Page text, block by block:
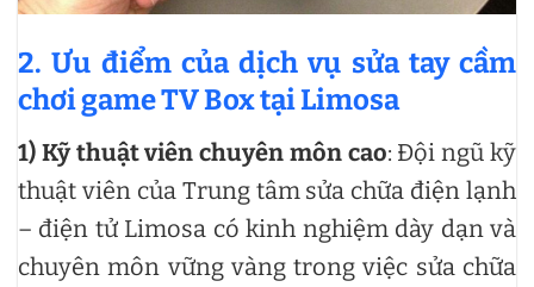
2. Ưu điểm của dịch vụ sửa tay cầm
chơi game TV Box tại Limosa
1) Kỹ thuật viên chuyên môn cao: Đội ngũ kỹ
thuật viên của Trung tâm sửa chữa điện lạnh
– điện tử Limosa có kinh nghiệm dày dạn và
chuyên môn vững vàng trong việc sửa chữa